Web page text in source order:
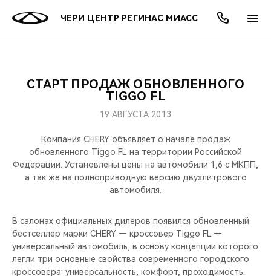
ЧЕРИ ЦЕНТР РЕГИНАС МИАСС
МОДЕЛИ
КРОССОВЕРЫ
НОВИНКИ
ПОКУПАТЕЛЯМ
КРЕДИТ И СТРАХОВАНИЕ
ВЛАДЕЛЬЦАМ
ЗАПЧАСТИ И АКСЕССУАРЫ
ПОДДЕРЖКА
МИР CHERY
О БРЕНДЕ
CHERY В СОЦСЕТЯХ
БЛАГОТВОРИТЕЛЬНОСТЬ
CHERY REMOTE
АКЦИИ
ОНЛАЙН СЕРВИСЫ
КРЕДИТ
О КОМПАНИИ
МЫ В СОЦСЕТЯХ
СТАРТ ПРОДАЖ ОБНОВЛЕННОГО
TIGGO FL
19 АВГУСТА 2013
Компания CHERY объявляет о начале продаж
обновленного Tiggo FL на территории Российской
Федерации. Установлены цены на автомобили 1,6 с МКПП,
а так же на полноприводную версию двухлитрового
автомобиля.
В салонах официальных дилеров появился обновленный
бестселлер марки CHERY — кроссовер Tiggo FL —
универсальный автомобиль, в основу концепции которого
легли три основные свойства современного городского
кроссовера: универсальность, комфорт, проходимость.